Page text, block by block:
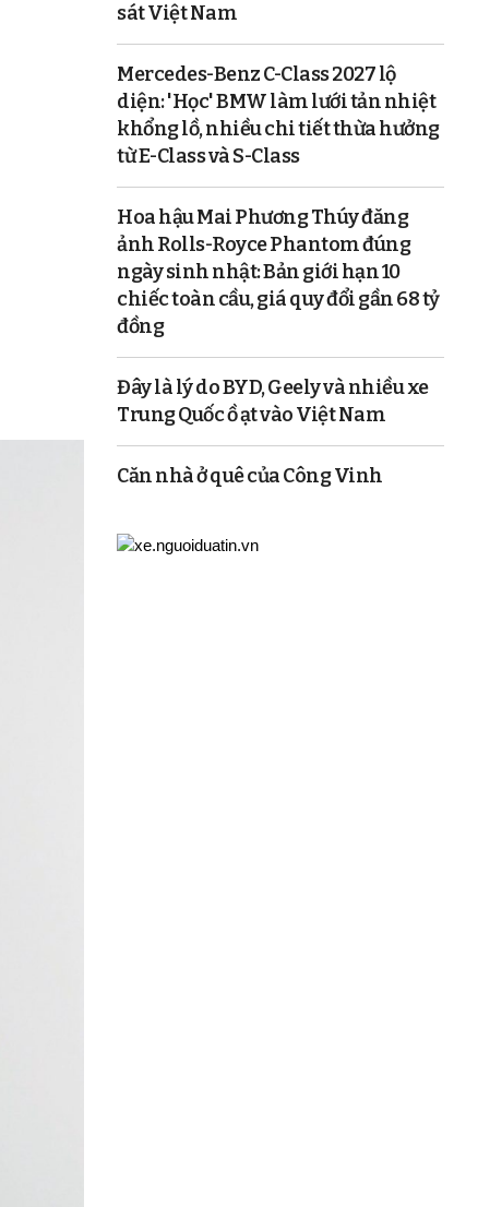
sát Việt Nam
Mercedes-Benz C-Class 2027 lộ
diện: 'Học' BMW làm lưới tản nhiệt
khổng lồ, nhiều chi tiết thừa hưởng
từ E-Class và S-Class
Hoa hậu Mai Phương Thúy đăng
ảnh Rolls-Royce Phantom đúng
ngày sinh nhật: Bản giới hạn 10
chiếc toàn cầu, giá quy đổi gần 68 tỷ
đồng
Đây là lý do BYD, Geely và nhiều xe
Trung Quốc ồ ạt vào Việt Nam
Căn nhà ở quê của Công Vinh